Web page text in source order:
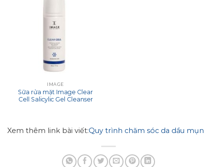
IMAGE
Sữa rửa mặt Image Clear
Cell Salicylic Gel Cleanser
Xem thêm link bài viết:Quy trình chăm sóc da dầu mụn